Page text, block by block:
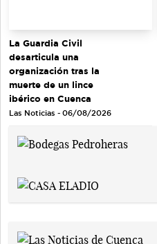
La Guardia Civil
desarticula una
organización tras la
muerte de un lince
ibérico en Cuenca
Las Noticias - 06/08/2026